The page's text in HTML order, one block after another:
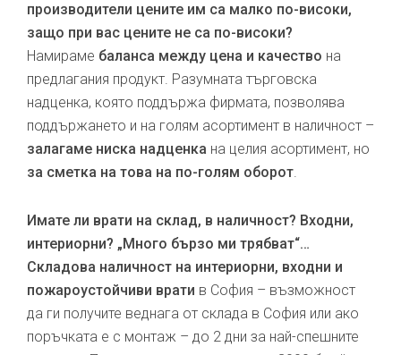
производители цените им са малко по-високи,
защо при вас цените не са по-високи?
Намираме баланса между цена и качество на
предлагания продукт. Разумната търговска
надценка, която поддържа фирмата, позволява
поддържането и на голям асортимент в наличност –
залагаме ниска надценка на целия асортимент, но
за сметка на това на по-голям оборот.
Имате ли врати на склад, в наличност? Входни,
интериорни? „Много бързо ми трябват“…
Складова наличност на интериорни, входни и
пожароустойчиви врати в София – възможност
да ги получите веднага от склада в София или ако
поръчката е с монтаж – до 2 дни за най-спешните